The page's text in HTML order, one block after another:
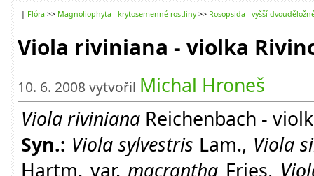
| Flóra >> Magnoliophyta - krytosemenné rostliny>> Rosopsida - vyšší
Viola riviniana - violka
10. 6. 2008 vytvořil Michal Hroneš
Viola riviniana Reichenbach -
Syn.: Viola sylvestris Lam., Viola
Hartm. var.macrantha Fries,